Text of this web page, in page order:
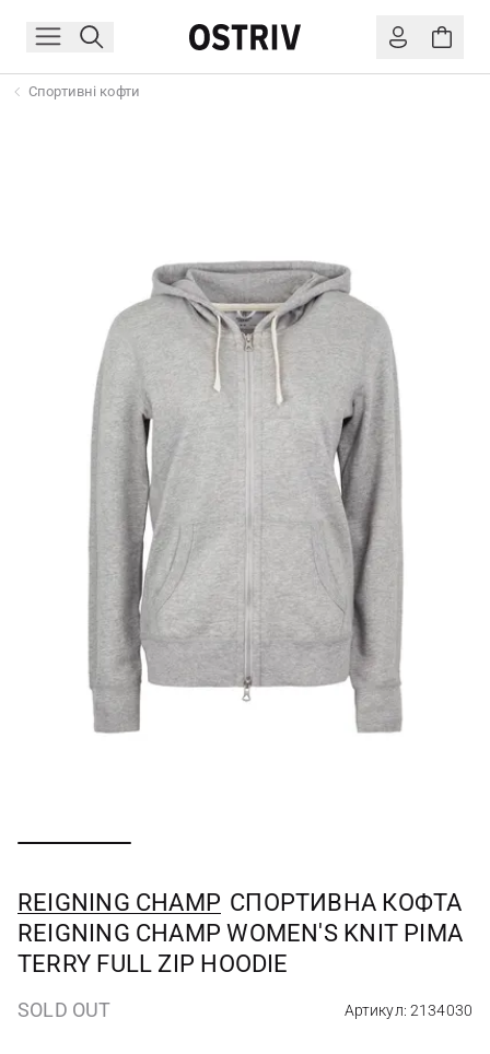
Спортивні кофти
REIGNING CHAMP СПОРТИВНА КОФТА
REIGNING CHAMP WOMEN'S KNIT PIMA
TERRY FULL ZIP HOODIE
SOLD OUT Артикул: 2134030